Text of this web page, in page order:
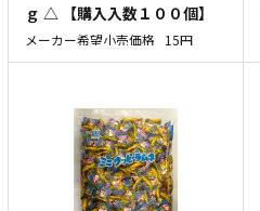
ｇ △ 【購入入数１００個】
メーカー希望小売価格 15円